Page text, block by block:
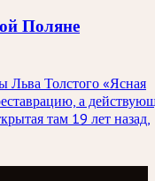
Поляне
Льва Толстого «Ясная
а
там 19 лет назад,